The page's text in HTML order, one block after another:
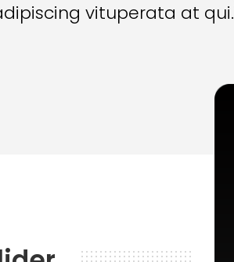
vituperata at qui.